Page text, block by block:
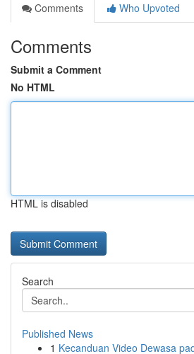
Comments
Who Upvoted
Comments
Submit a Comment
No HTML
HTML is disabled
Search
Published News
1 Kecanduan Video Dewasa